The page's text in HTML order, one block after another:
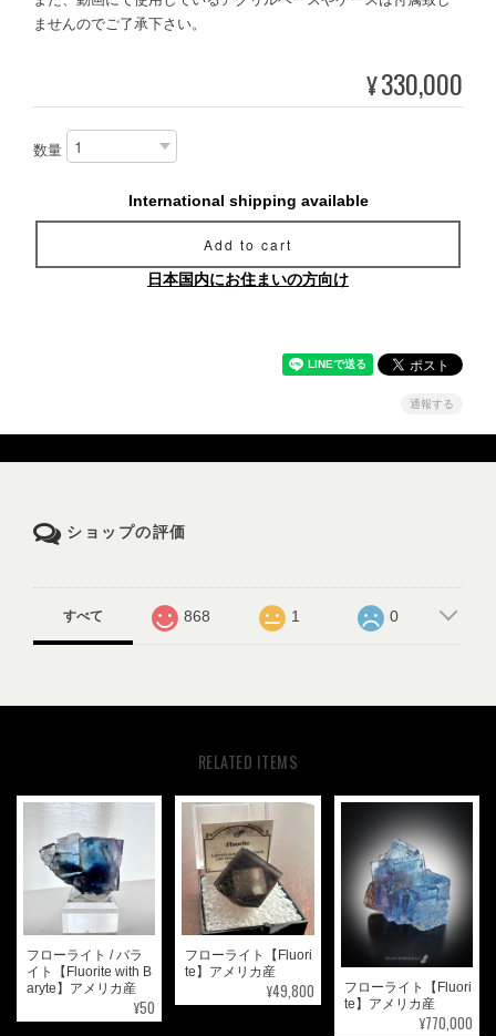
ませんのでご了承下さい。
¥330,000
数量
International shipping available
Add to cart
日本国内にお住まいの方向け
通報する
ショップの評価
すべて 868 1 0
RELATED ITEMS
フローライト / バラ
イト【Fluorite with B
aryte】アメリカ産
¥50
フローライト【Fluori
te】アメリカ産
¥49,800
フローライト【Fluori
te】アメリカ産
¥770,000